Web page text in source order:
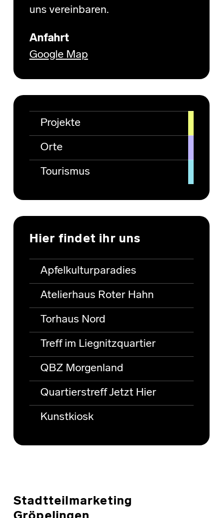
uns vereinbaren.
Anfahrt
Google Map
Projekte
Orte
Tourismus
Hier findet ihr uns
Apfelkulturparadies
Atelierhaus Roter Hahn
Torhaus Nord
Treff im Liegnitzquartier
QBZ Morgenland
Quartierstreff Jetzt Hier
Kunstkiosk
Stadtteilmarketing